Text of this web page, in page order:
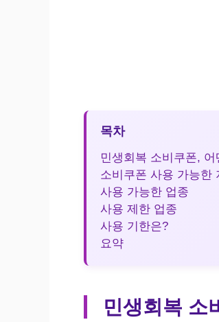
목차
민생회복 소비쿠폰,
소비쿠폰 사용 가능한
사용 가능한 업종
사용 제한 업종
사용 기한은?
요약
민생회복 소